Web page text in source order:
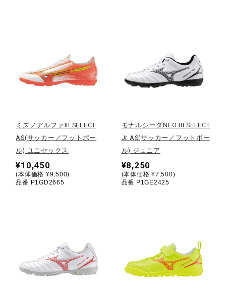
メディカル
セール
直営店一覧
ミズノアルファIII SELECT
AS(サッカー／フットボー
ル) ユニセックス
¥10,450
(本体価格 ¥9,500)
品番 P1GD2665
モナルシーダNEO III SELECT
Jr AS(サッカー／フットボー
ル) ジュニア
¥8,250
(本体価格 ¥7,500)
品番 P1GE2425